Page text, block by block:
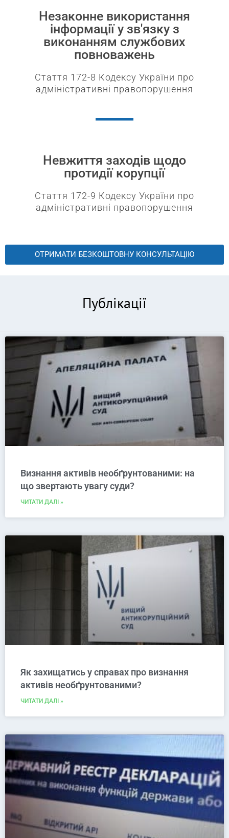
Незаконне використання
інформації у зв'язку з
виконанням службових
повноважень​
Стаття 172-8 Кодексу України про
адміністративні правопорушення
Невжиття заходів щодо
протидії корупції​
Стаття 172-9 Кодексу України про
адміністративні правопорушення
ОТРИМАТИ БЕЗКОШТОВНУ КОНСУЛЬТАЦІЮ
Публікації
Визнання активів необґрунтованими: на
що звертають увагу суди?
ЧИТАТИ ДАЛІ »
Як захищатись у справах про визнання
активів необґрунтованими?
ЧИТАТИ ДАЛІ »